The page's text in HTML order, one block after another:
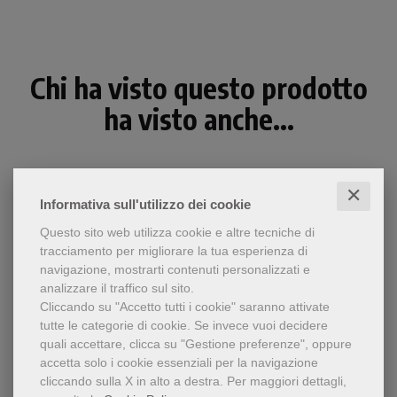
Informativa sull'utilizzo dei cookie ✕
Questo sito web utilizza cookie e altre tecniche di
tracciamento per migliorare la tua esperienza di
navigazione, mostrarti contenuti personalizzati e
analizzare il traffico sul sito.
Cliccando su "Accetto tutti i cookie" saranno attivate
tutte le categorie di cookie. Se invece vuoi decidere
quali accettare, clicca su "Gestione preferenze", oppure
accetta solo i cookie essenziali per la navigazione
cliccando sulla X in alto a destra. Per maggiori dettagli,
Chi ha visto questo prodotto
ha visto anche...
- 5%
Un'antologia dei documenti